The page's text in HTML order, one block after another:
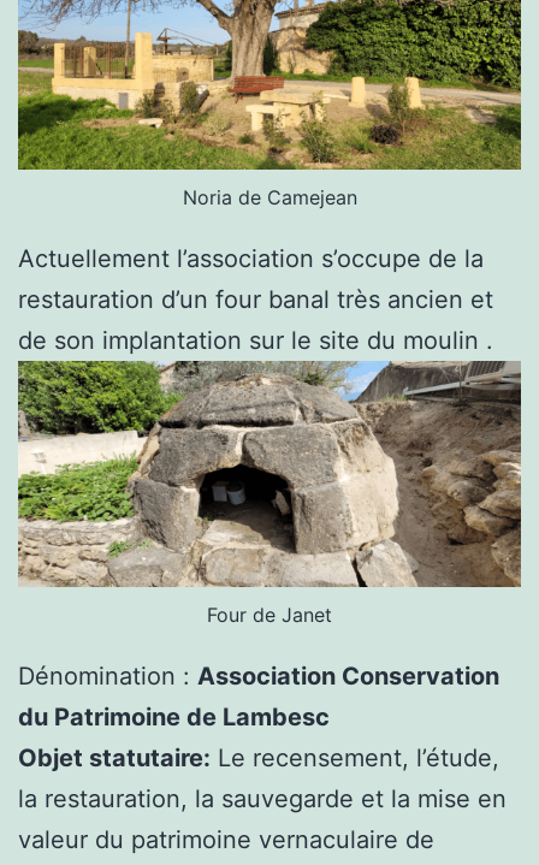
Noria de Camejean
Actuellement l’association s’occupe de la
restauration d’un four banal très ancien et
de son implantation sur le site du moulin .
Four de Janet
Dénomination : Association Conservation
du Patrimoine de Lambesc
Objet statutaire: Le recensement, l’étude,
la restauration, la sauvegarde et la mise en
valeur du patrimoine vernaculaire de